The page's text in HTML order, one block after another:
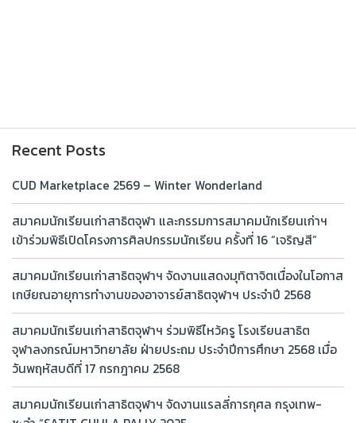
Recent Posts
CUD Marketplace 2569 – Winter Wonderland
สมาคมนักเรียนเก่าสาธิตจุฬา และกรรมการสมาคมนักเรียนเก่าฯ
เข้าร่วมพิธีเปิดโครงการศิลปกรรมนักเรียน ครั้งที่ 16 “เจริญสี”
สมาคมนักเรียนเก่าสาธิตจุฬาฯ จัดงานแสดงมุทิตาจิตเนื่องในโอกาส
เกษียณอายุการทำงานของอาจารย์สาธิตจุฬาฯ ประจำปี 2568
สมาคมนักเรียนเก่าสาธิตจุฬาฯ ร่วมพิธีไหว้ครู โรงเรียนสาธิต
จุฬาลงกรณ์มหาวิทยาลัย ฝ่ายประถม ประจำปีการศึกษา 2568 เมื่อ
วันพฤหัสบดีที่ 17 กรกฎาคม 2568
สมาคมนักเรียนเก่าสาธิตจุฬาฯ จัดงานแรลลี่การกุศล กรุงเทพ-